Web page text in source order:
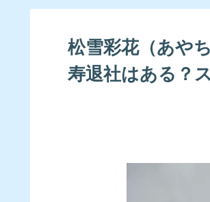
松雪彩花（あや
寿退社はある？